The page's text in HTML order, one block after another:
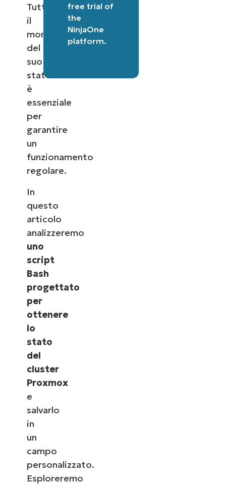
Tuttavia,
il
monitoraggio
del
suo
stato
è
essenziale
per
garantire
un
funzionamento
regolare.
In
questo
articolo
analizzeremo
uno
script
Bash
progettato
per
ottenere
lo
stato
del
cluster
Proxmox
e
salvarlo
in
un
campo
personalizzato.
Esploreremo
free trial of
the
NinjaOne
platform.